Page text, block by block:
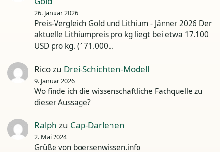
26. Januar 2026
Preis-Vergleich Gold und Lithium - Jänner 2026 Der
aktuelle Lithiumpreis pro kg liegt bei etwa 17.100
USD pro kg. (171.000…
Ricozu Drei-Schichten-Modell
9. Januar 2026
Wo finde ich die wissenschaftliche Fachquelle zu
dieser Aussage?
Ralph zu Cap-Darlehen
2. Mai 2024
Grüße von boersenwissen.info